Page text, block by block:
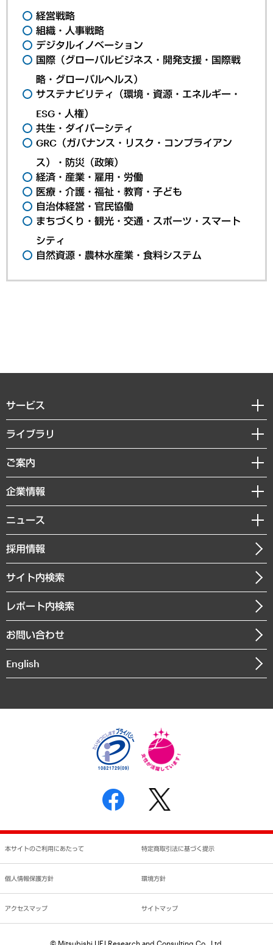
経営戦略
組織・人事戦略
デジタルイノベーション
国際（グローバルビジネス・開発支援・国際戦
略・グローバルヘルス）
サステナビリティ（環境・資源・エネルギー・
ESG・人権）
共生・ダイバーシティ
GRC（ガバナンス・リスク・コンプライアン
ス）・防災（政策）
経済・産業・雇用・労働
医療・介護・福祉・教育・子ども
自治体経営・官民協働
まちづくり・観光・交通・スポーツ・スマート
シティ
自然資源・農林水産業・食料システム
サービス
経営戦略
組織・人事戦略
デジタルイノベーション
共生・ダイバーシティ
GRC（ガバナンス・リスク・コンプライアンス）・防災（政策）
経済・産業・雇用・労働
まちづくり・観光・交通・スポーツ・スマートシティ
自然資源・農林水産業・食料システム
ライブラリ
経済調査
レポート
コラム
経営用語集
受託・受注実績（官公庁関連）
メディア掲載・出演
ご案内
セミナー・イベント情報
MUFGビジネスセミナー
受託案件情報
企業情報
私たちの想い
社長メッセージ
会社概要
沿革
組織図・本部部室紹介
インドネシア現地法人
個人情報保護方針
反社会的勢力に対する基本方針
書面による個人情報の開示等の請求の手続きについて
ニュース
ニュースリリース
お知らせ
採用情報
サイト内検索
レポート内検索
お問い合わせ
English
本サイトのご利用にあたって 特定商取引法に基づく提示
個人情報保護方針 環境方針
アクセスマップ サイトマップ
© Mitsubishi UFJ Research and Consulting Co., Ltd.